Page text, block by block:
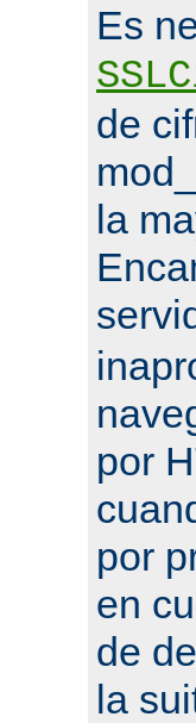
Es
de
la
por
por
en
de
la